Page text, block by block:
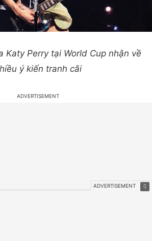
Katy Perry tại World Cup nhận về